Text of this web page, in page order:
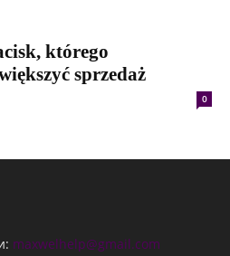
którego
sprzedaż
0
maxwelhelp@gmail.com